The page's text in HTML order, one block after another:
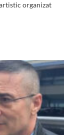
organizat